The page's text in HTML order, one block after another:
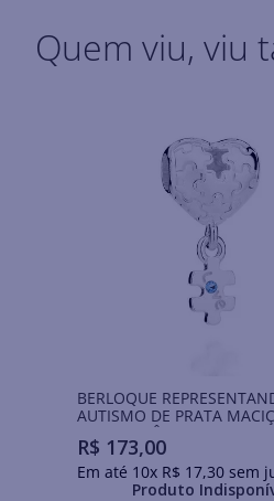
Quem viu, viu
BERLOQUE
AUTISMO DE PRATA
COM ZIRCÔNIA
R$ 173,00
Em até 10x R$ 17,30sem
Produto